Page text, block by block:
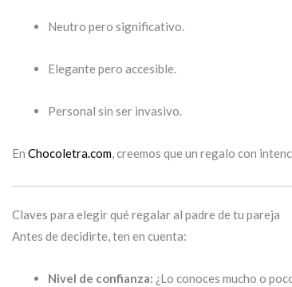
Neutro pero significativo.
Elegante pero accesible.
Personal sin ser invasivo.
En Chocoletra.com, creemos que un regalo con
Claves para elegir qué regalar al padre de tu pareja
Antes de decidirte, ten en cuenta:
Nivel de confianza: ¿Lo conoces mucho o